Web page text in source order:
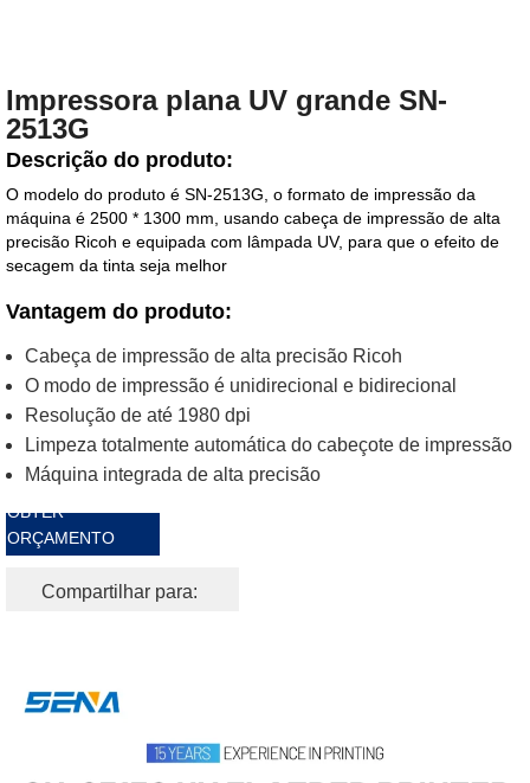
Impressora plana UV grande SN-
2513G
Descrição do produto:
O modelo do produto é SN-2513G, o formato de impressão da
máquina é 2500 * 1300 mm, usando cabeça de impressão de alta
precisão Ricoh e equipada com lâmpada UV, para que o efeito de
secagem da tinta seja melhor
Vantagem do produto:
Cabeça de impressão de alta precisão Ricoh
O modo de impressão é unidirecional e bidirecional
Resolução de até 1980 dpi
Limpeza totalmente automática do cabeçote de impressão
Máquina integrada de alta precisão
OBTER
ORÇAMENTO
Compartilhar para: